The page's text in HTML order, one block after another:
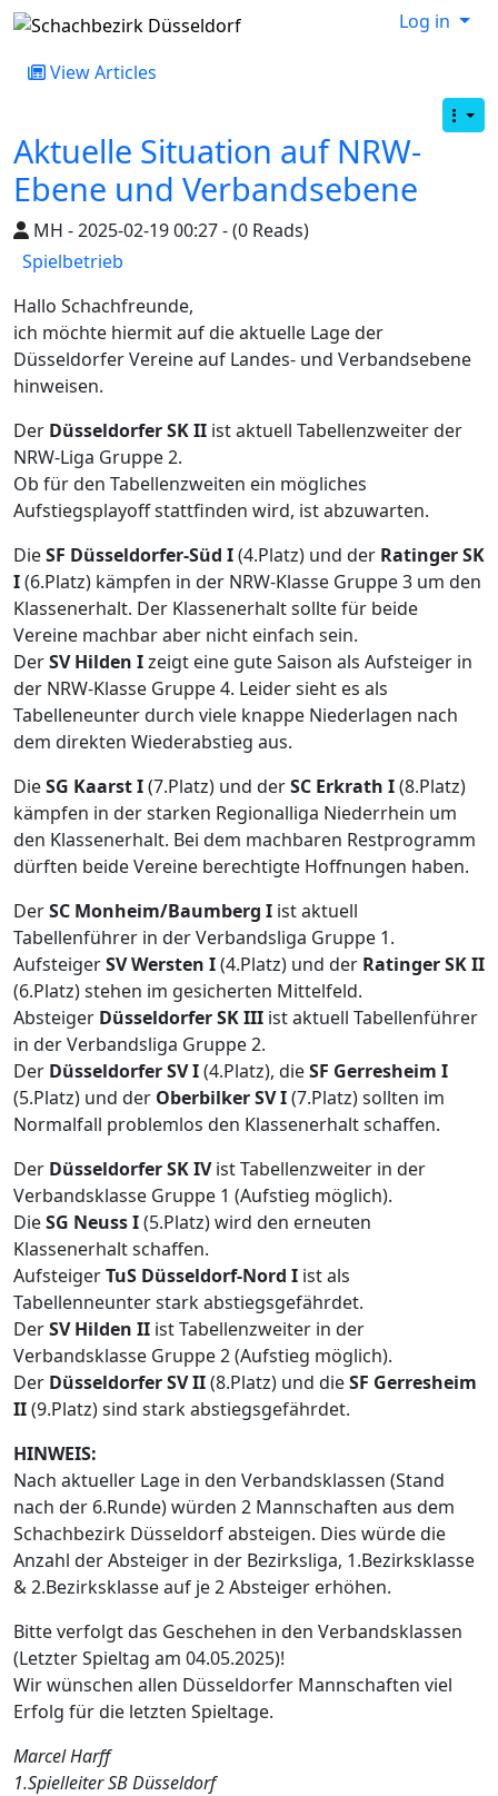
Log in
View Articles
Aktuelle Situation auf NRW-
Ebene und Verbandsebene
MH - 2025-02-19 00:27 - (0 Reads)
Spielbetrieb
Hallo Schachfreunde,
ich möchte hiermit auf die aktuelle Lage der
Düsseldorfer Vereine auf Landes- und Verbandsebene
hinweisen.
Der Düsseldorfer SK II ist aktuell Tabellenzweiter der
NRW-Liga Gruppe 2.
Ob für den Tabellenzweiten ein mögliches
Aufstiegsplayoff stattfinden wird, ist abzuwarten.
DieSF Düsseldorfer-Süd I(4.Platz) und der Ratinger SK
I(6.Platz) kämpfen in der NRW-Klasse Gruppe 3 um den
Klassenerhalt. Der Klassenerhalt sollte für beide
Vereine machbar aber nicht einfach sein.
DerSV Hilden Izeigt eine gute Saison als Aufsteiger in
der NRW-Klasse Gruppe 4. Leider sieht es als
Tabelleneunter durch viele knappe Niederlagen nach
dem direkten Wiederabstieg aus.
DieSG Kaarst I(7.Platz) und derSC Erkrath I(8.Platz)
kämpfen in der starken Regionalliga Niederrhein um
den Klassenerhalt. Bei dem machbaren Restprogramm
dürften beide Vereine berechtigte Hoffnungen haben.
DerSC Monheim/Baumberg I ist aktuell
Tabellenführer in der Verbandsliga Gruppe 1.
AufsteigerSV Wersten I(4.Platz) und der Ratinger SK II
(6.Platz) stehen im gesicherten Mittelfeld.
Absteiger Düsseldorfer SK III ist aktuell Tabellenführer
in der Verbandsliga Gruppe 2.
Der Düsseldorfer SV I(4.Platz), dieSF Gerresheim I
(5.Platz) und der Oberbilker SV I(7.Platz) sollten im
Normalfall problemlos den Klassenerhalt schaffen.
Der Düsseldorfer SK IVist Tabellenzweiter in der
Verbandsklasse Gruppe 1 (Aufstieg möglich).
DieSG Neuss I(5.Platz) wird den erneuten
Klassenerhalt schaffen.
AufsteigerTuS Düsseldorf-Nord I ist als
Tabellenneunter stark abstiegsgefährdet.
DerSV Hilden II ist Tabellenzweiter in der
Verbandsklasse Gruppe 2 (Aufstieg möglich).
Der Düsseldorfer SV II(8.Platz) und dieSF Gerresheim
II(9.Platz) sind stark abstiegsgefährdet.
HINWEIS:
Nach aktueller Lage in den Verbandsklassen (Stand
nach der 6.Runde) würden 2 Mannschaften aus dem
Schachbezirk Düsseldorf absteigen. Dies würde die
Anzahl der Absteiger in der Bezirksliga, 1.Bezirksklasse
& 2.Bezirksklasse auf je 2 Absteiger erhöhen.
Bitte verfolgt das Geschehen in den Verbandsklassen
(Letzter Spieltag am 04.05.2025)!
Wir wünschen allen Düsseldorfer Mannschaften viel
Erfolg für die letzten Spieltage.
Marcel Harff
1.Spielleiter SB Düsseldorf